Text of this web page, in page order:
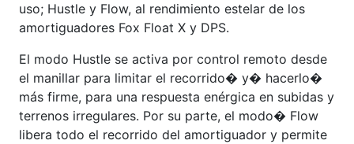
uso; Hustle y Flow, al rendimiento estelar de los
amortiguadores Fox Float X y DPS.
El modo Hustle se activa por control remoto desde
el manillar para limitar el recorrido� y� hacerlo�
más firme, para una respuesta enérgica en subidas y
terrenos irregulares. Por su parte, el modo� Flow
libera todo el recorrido del amortiguador y permite